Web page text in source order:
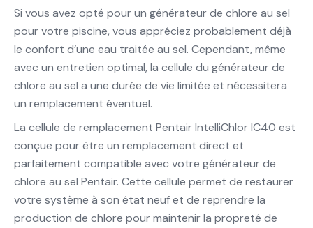
Si vous avez opté pour un générateur de chlore au sel
pour votre piscine, vous appréciez probablement déjà
le confort d’une eau traitée au sel. Cependant, même
avec un entretien optimal, la cellule du générateur de
chlore au sel a une durée de vie limitée et nécessitera
un remplacement éventuel.
La cellule de remplacement Pentair IntelliChlor IC40 est
conçue pour être un remplacement direct et
parfaitement compatible avec votre générateur de
chlore au sel Pentair. Cette cellule permet de restaurer
votre système à son état neuf et de reprendre la
production de chlore pour maintenir la propreté de